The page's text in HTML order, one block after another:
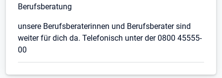
Berufsberatung
unsere Berufsberaterinnen und Berufsberater sind
weiter für dich da. Telefonisch unter der 0800 45555-
00